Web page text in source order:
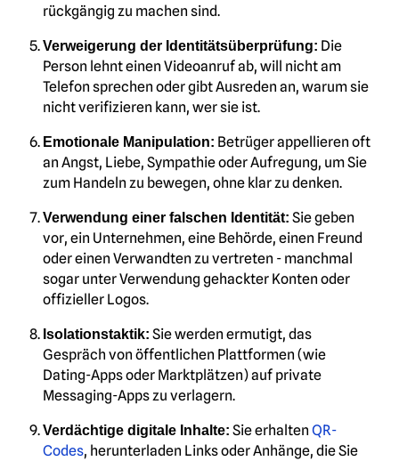
rückgängig zu machen sind.
Verweigerung der Identitätsüberprüfung: Die
Person lehnt einen Videoanruf ab, will nicht am
Telefon sprechen oder gibt Ausreden an, warum sie
nicht verifizieren kann, wer sie ist.
Emotionale Manipulation: Betrüger appellieren oft
an Angst, Liebe, Sympathie oder Aufregung, um Sie
zum Handeln zu bewegen, ohne klar zu denken.
Verwendung einer falschen Identität: Sie geben
vor, ein Unternehmen, eine Behörde, einen Freund
oder einen Verwandten zu vertreten - manchmal
sogar unter Verwendung gehackter Konten oder
offizieller Logos.
Isolationstaktik: Sie werden ermutigt, das
Gespräch von öffentlichen Plattformen (wie
Dating-Apps oder Marktplätzen) auf private
Messaging-Apps zu verlagern.
Verdächtige digitale Inhalte: Sie erhalten QR-
Codes, herunterladen Links oder Anhänge, die Sie